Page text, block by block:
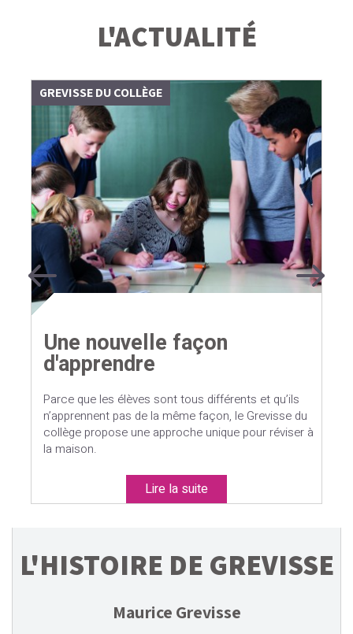
L'ACTUALITÉ
Previous
GREVISSE DU COLLÈGE
Une nouvelle façon
d'apprendre
Parce que les élèves sont tous différents et qu’ils
n’apprennent pas de la même façon, le Grevisse du
collège propose une approche unique pour réviser à
la maison.
Lire la suite
Next
L'HISTOIRE DE GREVISSE
Maurice Grevisse